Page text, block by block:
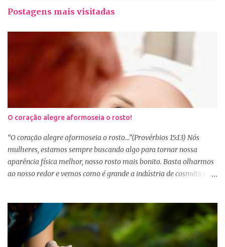
Postagens mais visitadas
O coração alegre aformoseia o rosto!
“O coração alegre aformoseia o rosto...”(Provérbios 15:13) Nós
mulheres, estamos sempre buscando algo para tornar nossa
aparência física melhor, nosso rosto mais bonito. Basta olharmos
ao nosso redor e vemos como é grande a indústria de cosméticos e
se maquiar e testam produtos. Não é errado gostar de se cuidar e
buscar conhecimento de como ficar mais bonita e atraente. Eu
também gosto de maquiagem e dicas de beleza, no entanto,